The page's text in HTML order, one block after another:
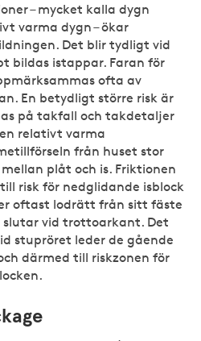
– mycket kalla dygn
varma dygn – ökar
Det blir tydligt vid
bildas istappar. Faran för
ofta av
En betydligt större risk är
på takfall och takdetaljer
relativt varma
från huset stor
plåt och is. Friktionen
risk för nedglidande isblock
oftast lodrätt från sitt fäste
slutar vid trottoarkant. Det
stupröret leder de gående
därmed till riskzonen för